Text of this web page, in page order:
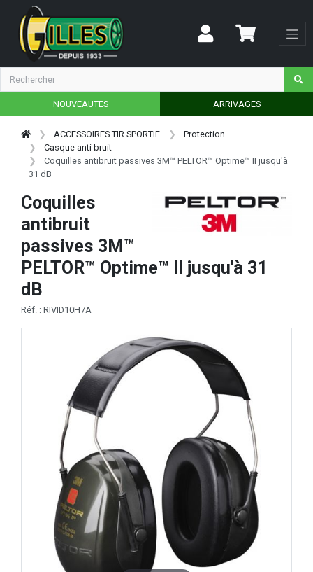
NOUVEAUTES ARRIVAGES
ACCESSOIRES TIR SPORTIF
Protection
Casque anti bruit
Coquilles antibruit passives 3M™ PELTOR™ Optime™ II jusqu'à
31 dB
Coquilles
antibruit
passives 3M™
PELTOR™ Optime™ II jusqu'à 31
dB
Réf. : RIVID10H7A